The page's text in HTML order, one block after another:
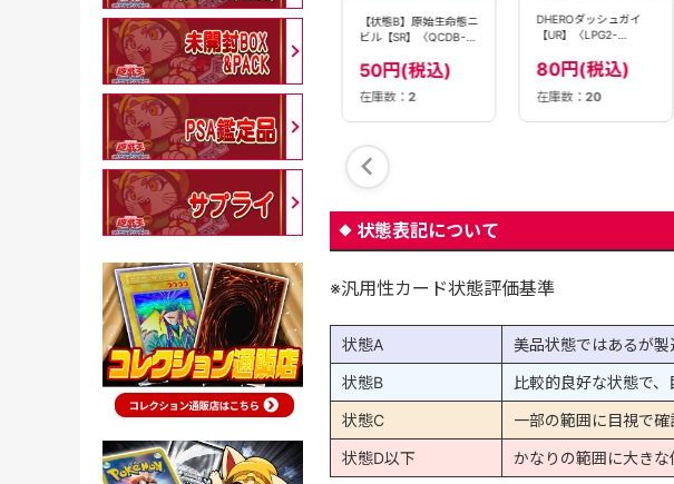
大魔女サンドリヨン
980円(税込)
ネクロフェイス【M】
〈PGB1-JP025〉
380円(税込)
在庫数：2
【状態B】原始生命態ニ
ビル【SR】〈QCDB-
50円(税込)
在庫数： 2
DHEROダッシュガイ
【UR】〈LPG2-
80円(税込)
在庫数： 20
状態表記について
※汎用性カード状態評価基準
状態A
美品状態ではあるが
状態B
比較的良好な状態で
状態C
一部の範囲に目視で
状態D以下
かなりの範囲に大きな